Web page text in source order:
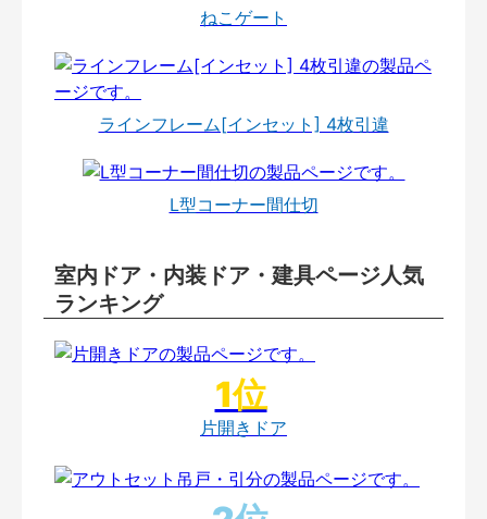
ねこゲート
ラインフレーム[インセット] 4枚引違
L型コーナー間仕切
室内ドア・内装ドア・建具ページ人気
ランキング
片開きドア